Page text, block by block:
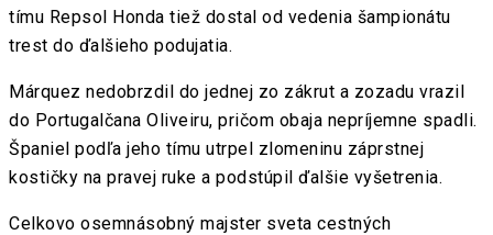
tímu Repsol Honda tiež dostal od vedenia šampionátu
trest do ďalšieho podujatia.
Márquez nedobrzdil do jednej zo zákrut a zozadu vrazil
do Portugalčana Oliveiru, pričom obaja nepríjemne spadli.
Španiel podľa jeho tímu utrpel zlomeninu záprstnej
kostičky na pravej ruke a podstúpil ďalšie vyšetrenia.
Celkovo osemnásobný majster sveta cestných